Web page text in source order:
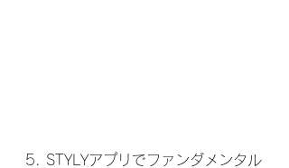
5. STYLYアプリでファンダメンタル